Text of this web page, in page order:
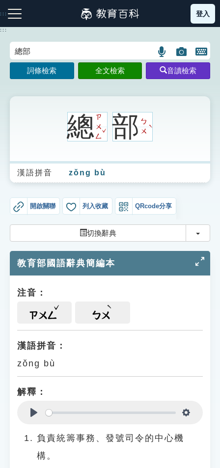
到
主
:::
注音索引圖示 筆畫索引圖示 部首索引表圖示
生字詞彙表
成語故事
索引選單
單字索引
遊戲專區
貓頭鷹博士
登入
:::
語
言
搜
圖
片
搜
開
鍵
圖
詞條檢索 全文檢索 音讀檢索
總ㄗ
ㄨ
ㄥ
ˇ部ㄅ
ㄨ
ˋ
漢語拼音 zǒng bù
開啟關聯 列入收藏 QRcode分享
切換辭典 切換
教育部國語辭典簡編本
注音：
ㄗㄨㄥ ㄅㄨ
漢語拼音：
zǒng bù
解釋：
負責統籌事務、發號司令的中心機
構。